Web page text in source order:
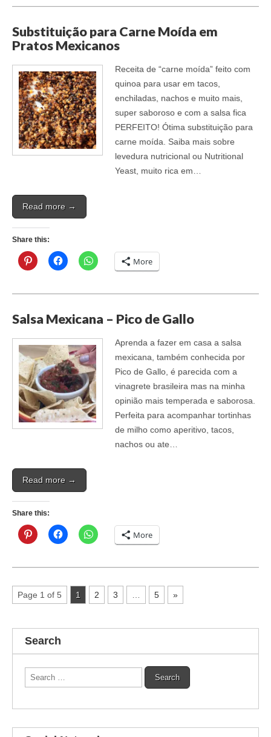
Substituição para Carne Moída em
Pratos Mexicanos
Receita de “carne moída” feito com
quinoa para usar em tacos,
enchiladas, nachos e muito mais,
super saboroso e com a salsa fica
PERFEITO! Ótima substituição para
carne moída. Saiba mais sobre
levedura nutricional ou Nutritional
Yeast, muito rica em…
Read more →
Share this:
More
Salsa Mexicana – Pico de Gallo
Aprenda a fazer em casa a salsa
mexicana, também conhecida por
Pico de Gallo, é parecida com a
vinagrete brasileira mas na minha
opinião mais temperada e saborosa.
Perfeita para acompanhar tortinhas
de milho como aperitivo, tacos,
nachos ou ate…
Read more →
Share this:
More
Page 1 of 5 1 2 3 … 5 »
Search
Search
for: